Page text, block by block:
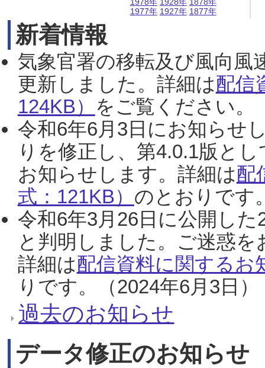
1977年 1927年 1877年
新着情報
気象官署の移転及び風向風
更新しました。詳細は配信
124KB） をご覧ください。
令和6年6月3日にお知らせ
りを修正し、第4.0.1版と
お知らせします。詳細は配
式：121KB） のとおりです
令和6年3月26日に公開し
と判明しました。ご迷惑
詳細は配信資料に関するお
りです。（2024年6月3日）
過去のお知らせ
データ修正のお知らせ